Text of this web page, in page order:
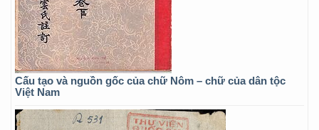
Cấu tạo và nguồn gốc của chữ Nôm – chữ của dân tộc
Việt Nam